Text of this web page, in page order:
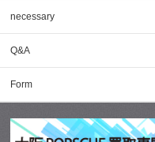
necessary
Q&A
Form